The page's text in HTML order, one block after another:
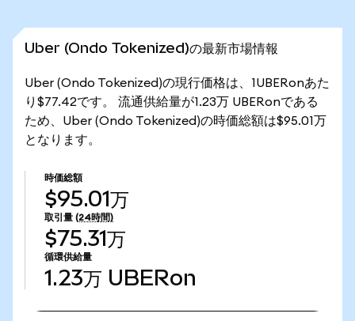
Uber (Ondo Tokenized)の最新市場情報
Uber (Ondo Tokenized)の現行価格は、1UBERonあた
り$77.42です。 流通供給量が1.23万 UBERonである
ため、Uber (Ondo Tokenized)の時価総額は$95.01万
となります。
時価総額
$95.01万
取引量 (24時間)
$75.31万
循環供給量
1.23万 UBERon